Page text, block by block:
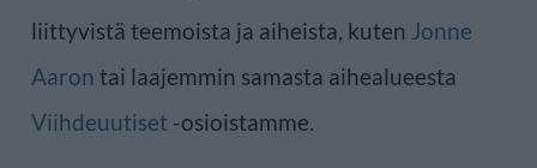
liittyvistä teemoista ja aiheista, kuten Jonne
Aaron tai laajemmin samasta aihealueesta
Viihdeuutiset -osioistamme.